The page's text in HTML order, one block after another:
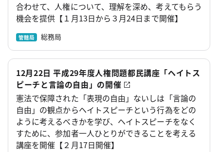
合わせて、人権について、理解を深め、考えてもらう
機会を提供【１月13日から３月24日まで開催】
管轄局 総務局
12月22日 平成29年度人権問題都民講座「ヘイトス
ピーチと言論の自由」の開催
憲法で保障された「表現の自由」ないしは「言論の
自由」の観点からヘイトスピーチという行為をどの
ように考えるべきかを学び、ヘイトスピーチをなく
すために、参加者一人ひとりができることを考える
講座を開催【２月17日開催】